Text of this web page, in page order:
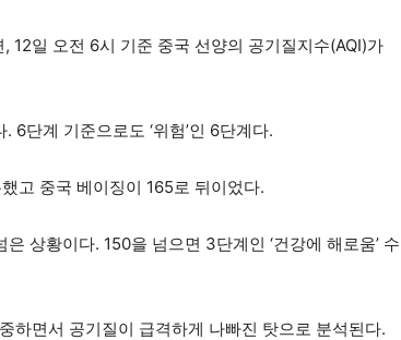
12일 오전 6시 기준 중국 선양의 공기질지수(AQI)가
6단계 기준으로도 ‘위험’인 6단계다.
고 중국 베이징이 165로 뒤이었다.
상황이다. 150을 넘으면 3단계인 ‘건강에 해로움’ 수
하면서 공기질이 급격하게 나빠진 탓으로 분석된다.